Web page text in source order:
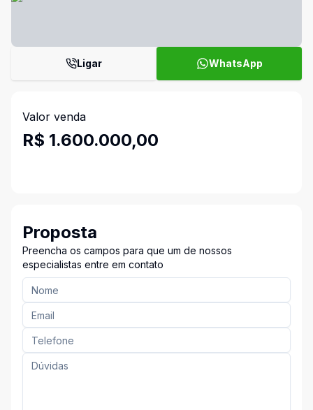
Ligar WhatsApp
Valor venda
R$ 1.600.000,00
Proposta
Preencha os campos para que um de nossos
especialistas entre em contato